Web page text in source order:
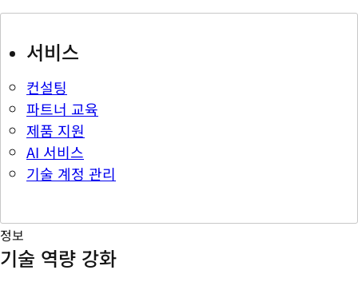
서비스
컨설팅
파트너 교육
제품 지원
AI 서비스
기술 계정 관리
정보
기술 역량 강화